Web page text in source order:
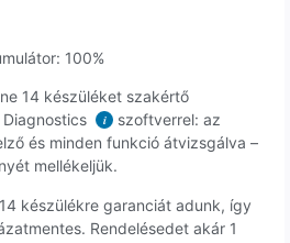
100%
14 készüléket szakértő
i
szoftverrel: az
és minden funkció átvizsgálva –
mellékeljük.
készülékre garanciát adunk, így
Rendelésedet akár 1